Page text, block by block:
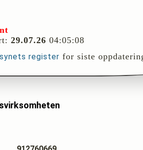
29.07.26 04:05:08
register for siste